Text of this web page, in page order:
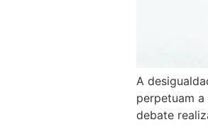
A
perpetuam
debate